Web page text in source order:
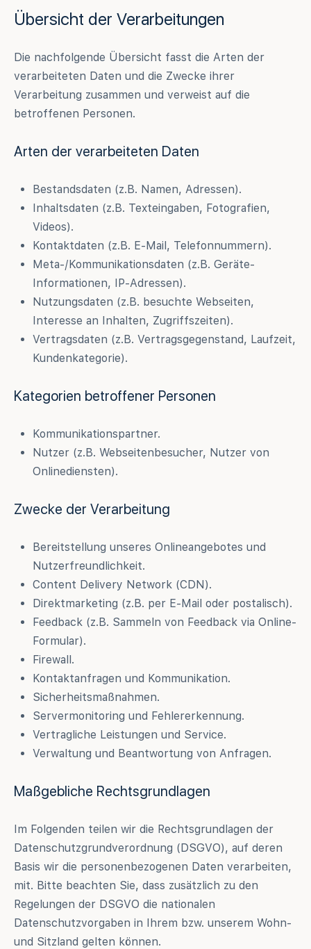
Übersicht der Verarbeitungen
Die nachfolgende Übersicht fasst die Arten der
verarbeiteten Daten und die Zwecke ihrer
Verarbeitung zusammen und verweist auf die
betroffenen Personen.
Arten der verarbeiteten Daten
Bestandsdaten (z.B. Namen, Adressen).
Inhaltsdaten (z.B. Texteingaben, Fotografien,
Videos).
Kontaktdaten (z.B. E-Mail, Telefonnummern).
Meta-/Kommunikationsdaten (z.B. Geräte-
Informationen, IP-Adressen).
Nutzungsdaten (z.B. besuchte Webseiten,
Interesse an Inhalten, Zugriffszeiten).
Vertragsdaten (z.B. Vertragsgegenstand, Laufzeit,
Kundenkategorie).
Kategorien betroffener Personen
Kommunikationspartner.
Nutzer (z.B. Webseitenbesucher, Nutzer von
Onlinediensten).
Zwecke der Verarbeitung
Bereitstellung unseres Onlineangebotes und
Nutzerfreundlichkeit.
Content Delivery Network (CDN).
Direktmarketing (z.B. per E-Mail oder postalisch).
Feedback (z.B. Sammeln von Feedback via Online-
Formular).
Firewall.
Kontaktanfragen und Kommunikation.
Sicherheitsmaßnahmen.
Servermonitoring und Fehlererkennung.
Vertragliche Leistungen und Service.
Verwaltung und Beantwortung von Anfragen.
Maßgebliche Rechtsgrundlagen
Im Folgenden teilen wir die Rechtsgrundlagen der
Datenschutzgrundverordnung (DSGVO), auf deren
Basis wir die personenbezogenen Daten verarbeiten,
mit. Bitte beachten Sie, dass zusätzlich zu den
Regelungen der DSGVO die nationalen
Datenschutzvorgaben in Ihrem bzw. unserem Wohn-
und Sitzland gelten können.